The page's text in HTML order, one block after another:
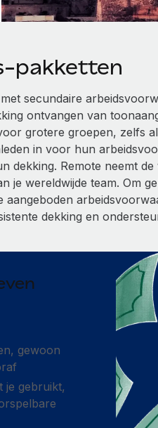
pakketten
secundaire
ontvangen van
grotere groepen, zelfs
in voor hun
dekking. Remote neemt
je wereldwijde team. Om
aangeboden
dekking en
gewoon
je gebruikt,